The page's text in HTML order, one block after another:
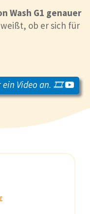
Wash G1 genauer
weißt, ob er sich für
ein Video an. 🎞️